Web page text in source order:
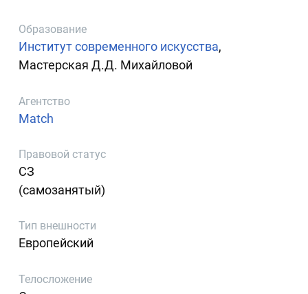
Образование
Институт современного искусства,
Мастерская Д.Д. Михайловой
Агентство
Match
Правовой статус
СЗ
(самозанятый)
Тип внешности
Европейский
Телосложение